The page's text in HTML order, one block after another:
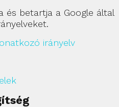
és betartja a Google által
irányelv